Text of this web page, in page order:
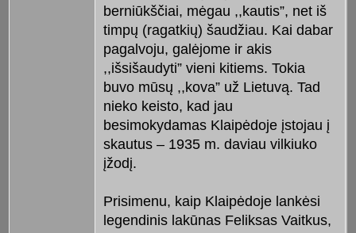
berniūkščiai, mėgau ,,kautis”, net iš
timpų (ragatkių) šaudžiau. Kai dabar
pagalvoju, galėjome ir akis
,,išsišaudyti” vieni kitiems. Tokia
buvo mūsų ,,kova” už Lietuvą. Tad
nieko keisto, kad jau
besimokydamas Klaipėdoje įstojau į
skautus – 1935 m. daviau vilkiuko
įžodį.
Prisimenu, kaip Klaipėdoje lankėsi
legendinis lakūnas Feliksas Vaitkus,